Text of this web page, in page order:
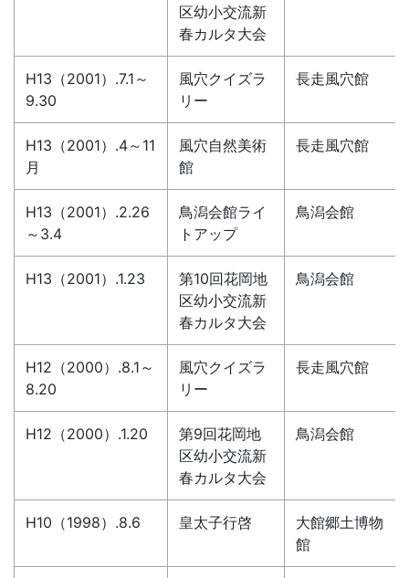
区幼小交流新
春カルタ大会
H13（2001）.7.1～
9.30
風穴クイズラ
リー
長走風穴館
H13（2001）.4～11
月
風穴自然美術
館
長走風穴館
H13（2001）.2.26
～3.4
鳥潟会館ライ
トアップ
鳥潟会館
H13（2001）.1.23
第10回花岡地
区幼小交流新
春カルタ大会
鳥潟会館
H12（2000）.8.1～
8.20
風穴クイズラ
リー
長走風穴館
H12（2000）.1.20
第9回花岡地
区幼小交流新
春カルタ大会
鳥潟会館
H10（1998）.8.6 皇太子行啓
大館郷土博物
館